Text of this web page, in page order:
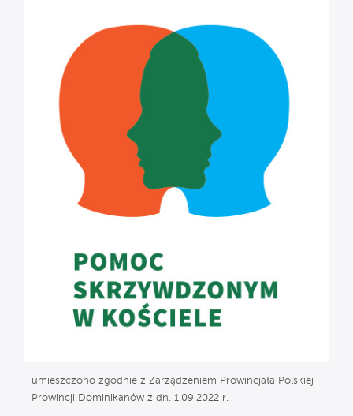
umieszczono zgodnie z Zarządzeniem Prowincjała Polskiej
Prowincji Dominikanów z dn. 1.09.2022 r.